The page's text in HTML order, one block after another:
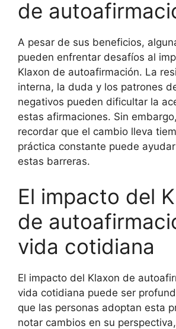
de
A pesar de sus beneficios,
pueden enfrentar desafíos al
Klaxon de autoafirmación. La
interna, la duda y los patrones
negativos pueden dificultar la
estas afirmaciones. Sin
recordar que el cambio lleva
práctica constante puede
estas barreras.
El impacto del
de
vida cotidiana
El impacto del Klaxon de
vida cotidiana puede ser
que las personas adoptan esta
notar cambios en su